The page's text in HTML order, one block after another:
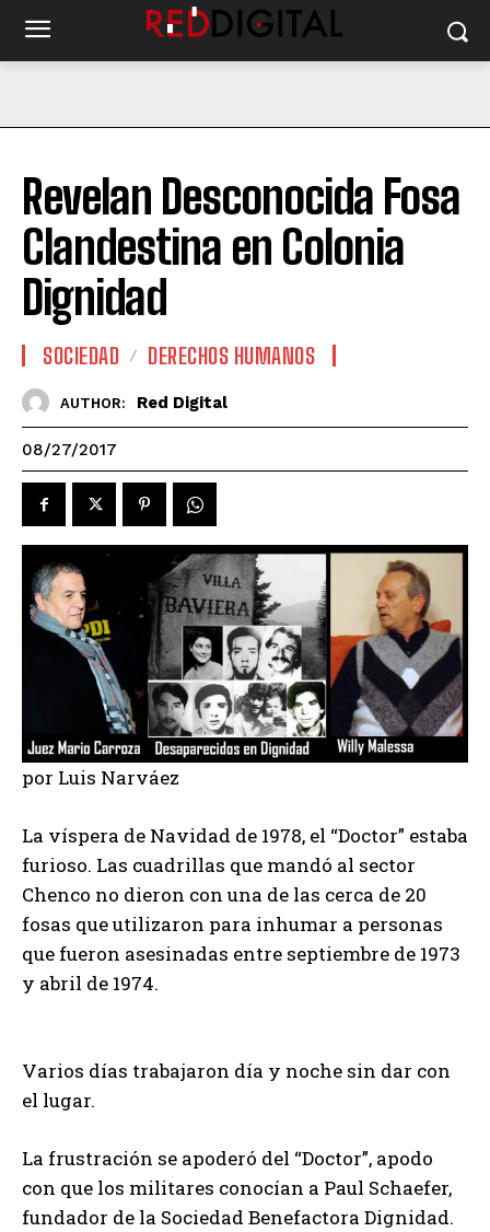
Revelan Desconocida Fosa
Clandestina en Colonia
Dignidad
SOCIEDAD DERECHOS HUMANOS
AUTHOR: Red Digital
08/27/2017
por Luis Narváez
La víspera de Navidad de 1978, el “Doctor” estaba
furioso. Las cuadrillas que mandó al sector
Chenco no dieron con una de las cerca de 20
fosas que utilizaron para inhumar a personas
que fueron asesinadas entre septiembre de 1973
y abril de 1974.
Varios días trabajaron día y noche sin dar con
el lugar.
La frustración se apoderó del “Doctor”, apodo
con que los militares conocían a Paul Schaefer,
fundador de la Sociedad Benefactora Dignidad.